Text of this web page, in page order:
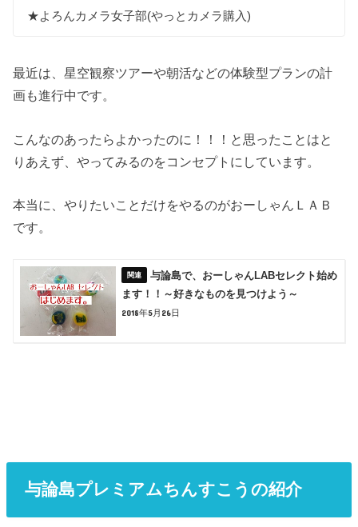
★よろんカメラ女子部(やっとカメラ購入)
最近は、星空観察ツアーや朝活などの体験型プランの計
画も進行中です。
こんなのあったらよかったのに！！！と思ったことはと
りあえず、やってみるのをコンセプトにしています。
本当に、やりたいことだけをやるのがおーしゃんＬＡＢ
です。
与論島で、おーしゃんLABセレクト始め
ます！！～好きなものを見つけよう～
2018年5月26日
与論島プレミアムちんすこうの紹介